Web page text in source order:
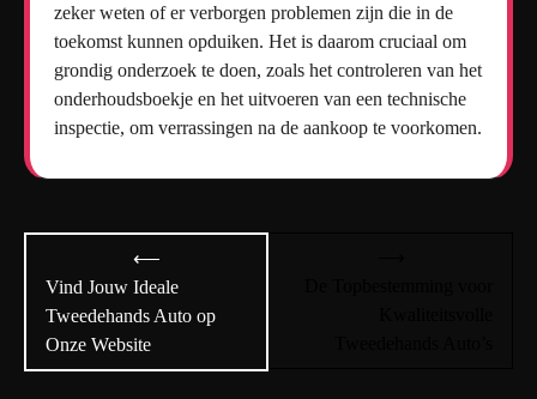
zeker weten of er verborgen problemen zijn die in de
toekomst kunnen opduiken. Het is daarom cruciaal om
grondig onderzoek te doen, zoals het controleren van het
onderhoudsboekje en het uitvoeren van een technische
inspectie, om verrassingen na de aankoop te voorkomen.
navigatie
⟵
Vind Jouw Ideale
Tweedehands Auto op
Onze Website